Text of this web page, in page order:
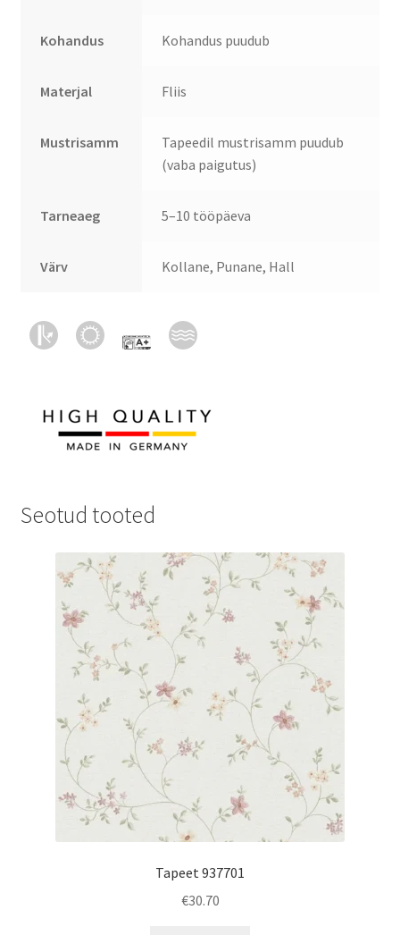
Kohandus Kohandus puudub
Materjal Fliis
Mustrisamm
Tapeedil mustrisamm puudub
(vaba paigutus)
Tarneaeg 5–10 tööpäeva
Värv Kollane, Punane, Hall
Seotud tooted
Tapeet 937701
€30.70